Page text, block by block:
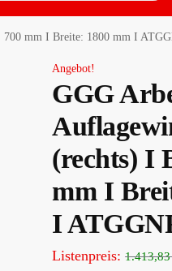
mm I Breite: 1800 mm I
Angebot!
GGG
(rechts) I
mm I
I
Listenpreis: